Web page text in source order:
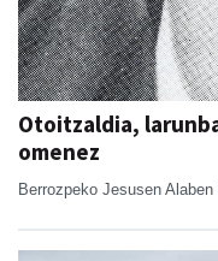
Otoitzaldia,
omenez
Berrozpeko Jesusen